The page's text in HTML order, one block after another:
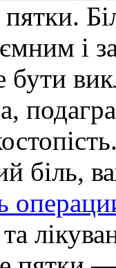
пятки.
і
біль,
та